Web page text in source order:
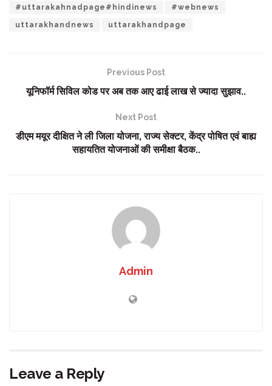
#uttarakahnadpage#hindinews #webnews
uttarakhandnews uttarakhandpage
Previous Post
यूनिफॉर्म सिविल कोड पर अब तक आए ढाई लाख से ज्यादा सुझाव..
Next Post
डीएम मयूर दीक्षित ने ली जिला योजना, राज्य सेक्टर, केंद्र पोषित एवं बाह्य
सहायतित योजनाओं की समीक्षा बैठक..
Admin
Leave a Reply